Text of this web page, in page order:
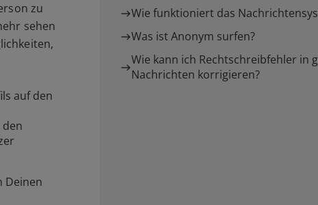
zu
sehen
auf den
Deinen
Wie funktioniert das
Was ist Anonym surfen?
Wie kann ich Rechtschreibfehler in
Nachrichten korrigieren?